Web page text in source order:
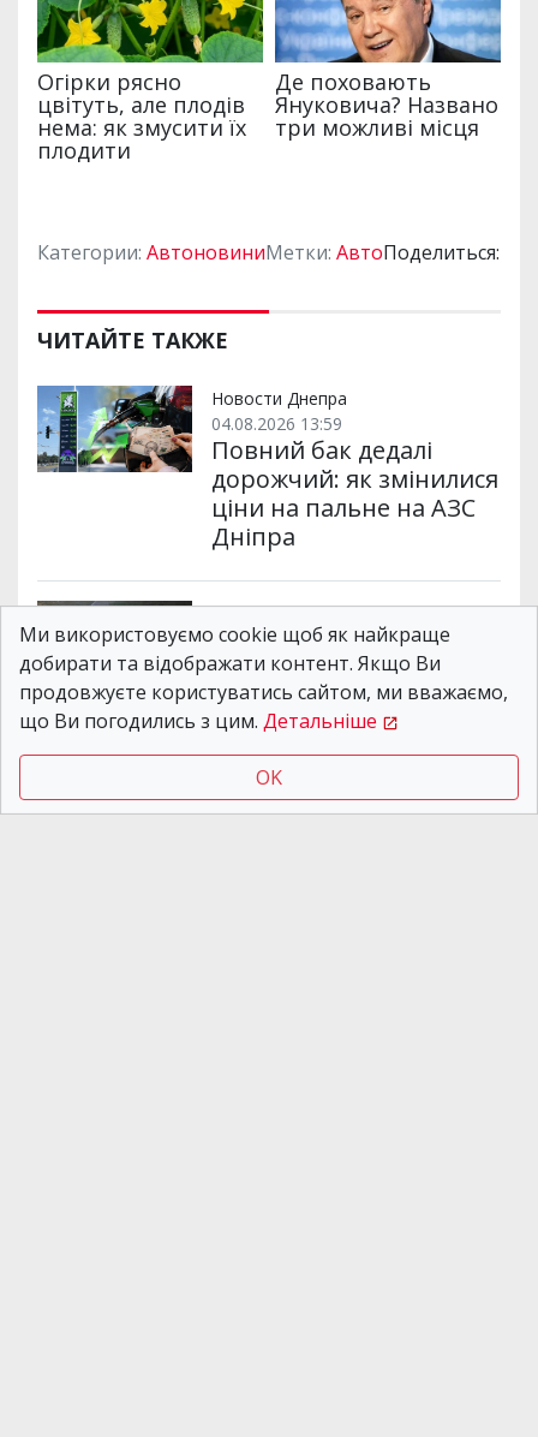
Категории: АвтоновиниМетки: АвтоПоделиться:
ЧИТАЙТЕ ТАКЖЕ
Новости Днепра
04.08.2026 13:59
Повний бак дедалі
дорожчий: як змінилися
ціни на пальне на АЗС
Дніпра
Новости Днепра
06.08.2026 09:45
Покинутий після ДТП
автомобіль не
евакуюють: адвокат з
Дніпра пояснив, як
діяти постраждалим
Ми використовуємо cookie щоб як найкраще
добирати та відображати контент. Якщо Ви
продовжуєте користуватись сайтом, ми вважаємо,
що Ви погодились з цим. Детальніше
OK